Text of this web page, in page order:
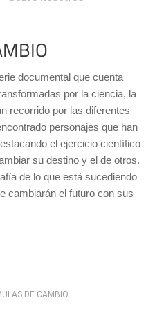
documental que cuenta
por la ciencia, la
recorrido por las diferentes
personajes que han
el ejercicio científico
su destino y el de otros.
de lo que está sucediendo
cambiarán el futuro con sus
DE CAMBIO